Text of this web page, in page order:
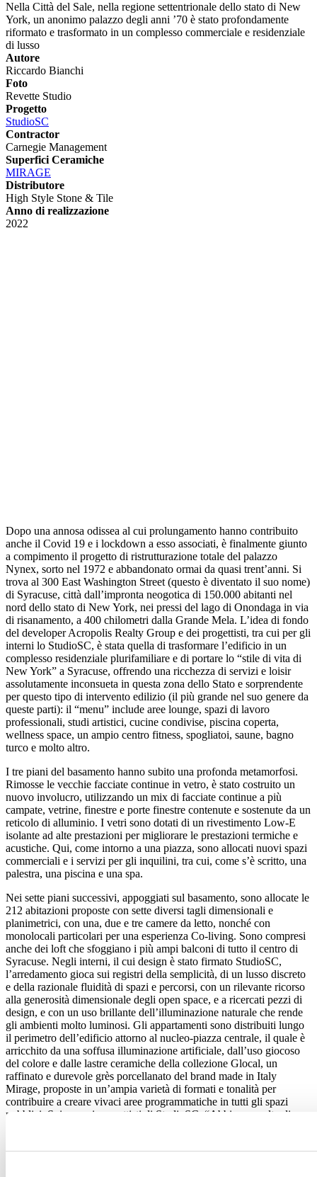
Nella Città del Sale, nella regione settentrionale dello stato di New
York, un anonimo palazzo degli anni ’70 è stato profondamente
riformato e trasformato in un complesso commerciale e residenziale
di lusso
Autore
Riccardo Bianchi
Foto
Revette Studio
Progetto
StudioSC
Contractor
Carnegie Management
Superfici Ceramiche
MIRAGE
Distributore
High Style Stone & Tile
Anno di realizzazione
2022
Dopo una annosa odissea al cui prolungamento hanno contribuito
anche il Covid 19 e i lockdown a esso associati, è finalmente giunto
a compimento il progetto di ristrutturazione totale del palazzo
Nynex, sorto nel 1972 e abbandonato ormai da quasi trent’anni. Si
trova al 300 East Washington Street (questo è diventato il suo nome)
di Syracuse, città dall’impronta neogotica di 150.000 abitanti nel
nord dello stato di New York, nei pressi del lago di Onondaga in via
di risanamento, a 400 chilometri dalla Grande Mela. L’idea di fondo
del developer Acropolis Realty Group e dei progettisti, tra cui per gli
interni lo StudioSC, è stata quella di trasformare l’edificio in un
complesso residenziale plurifamiliare e di portare lo “stile di vita di
New York” a Syracuse, offrendo una ricchezza di servizi e loisir
assolutamente inconsueta in questa zona dello Stato e sorprendente
per questo tipo di intervento edilizio (il più grande nel suo genere da
queste parti): il “menu” include aree lounge, spazi di lavoro
professionali, studi artistici, cucine condivise, piscina coperta,
wellness space, un ampio centro fitness, spogliatoi, saune, bagno
turco e molto altro.
I tre piani del basamento hanno subito una profonda metamorfosi.
Rimosse le vecchie facciate continue in vetro, è stato costruito un
nuovo involucro, utilizzando un mix di facciate continue a più
campate, vetrine, finestre e porte finestre contenute e sostenute da un
reticolo di alluminio. I vetri sono dotati di un rivestimento Low-E
isolante ad alte prestazioni per migliorare le prestazioni termiche e
acustiche. Qui, come intorno a una piazza, sono allocati nuovi spazi
commerciali e i servizi per gli inquilini, tra cui, come s’è scritto, una
palestra, una piscina e una spa.
Nei sette piani successivi, appoggiati sul basamento, sono allocate le
212 abitazioni proposte con sette diversi tagli dimensionali e
planimetrici, con una, due e tre camere da letto, nonché con
monolocali particolari per una esperienza Co-living. Sono compresi
anche dei loft che sfoggiano i più ampi balconi di tutto il centro di
Syracuse. Negli interni, il cui design è stato firmato StudioSC,
l’arredamento gioca sui registri della semplicità, di un lusso discreto
e della razionale fluidità di spazi e percorsi, con un rilevante ricorso
alla generosità dimensionale degli open space, e a ricercati pezzi di
design, e con un uso brillante dell’illuminazione naturale che rende
gli ambienti molto luminosi. Gli appartamenti sono distribuiti lungo
il perimetro dell’edificio attorno al nucleo-piazza centrale, il quale è
arricchito da una soffusa illuminazione artificiale, dall’uso giocoso
del colore e dalle lastre ceramiche della collezione Glocal, un
raffinato e durevole grès porcellanato del brand made in Italy
Mirage, proposte in un’ampia varietà di formati e tonalità per
contribuire a creare vivaci aree programmatiche in tutti gli spazi
pubblici. Spiegano i progettisti di StudioSC: “Abbiamo scelto di
a supportare un approccio più colorato con texture e tessuti per i